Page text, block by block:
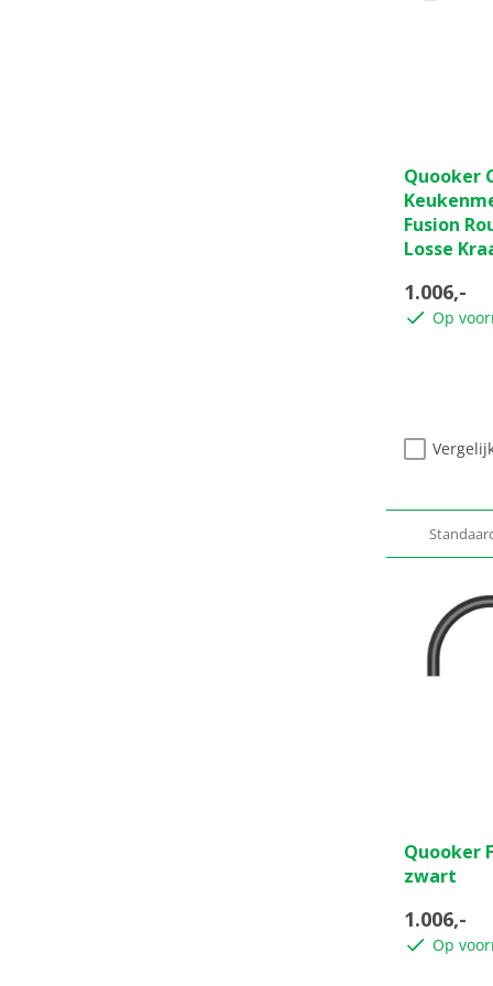
van
de
5
sterren.
Quooker
Fusion
Losse
1.006,-
Op
van
de
sterren.
Quooker
zwart
1.006,-
Op